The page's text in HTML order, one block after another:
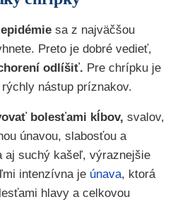
sa z najväčšou
Preto je dobré vedieť,
odlíšiť. Pre chrípku je
nástup príznakov.
bolesťami kĺbov, svalov,
únavou, slabosťou a
aj suchý kašeľ, výraznejšie
intenzívna je únava, ktorá
hlavy a celkovou